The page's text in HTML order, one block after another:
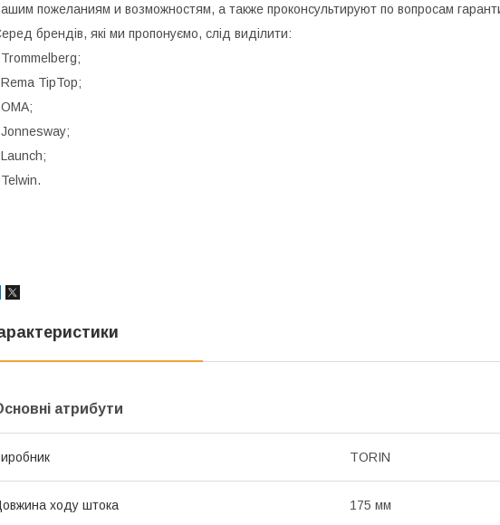
пожеланиям и возможностям, а также проконсультируют по вопросам
брендів, які ми пропонуємо, слід виділити:
TipTop;
атрибути
TORIN
ходу штока 175 мм